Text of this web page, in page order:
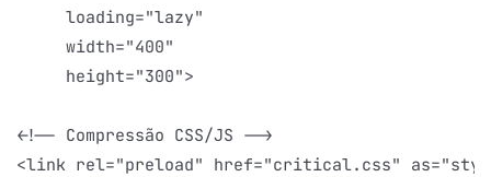
     loading="lazy"
     width="400"
     height="300">
<!-- Compressão CSS/JS -->
<link rel="preload" href="critical.css"